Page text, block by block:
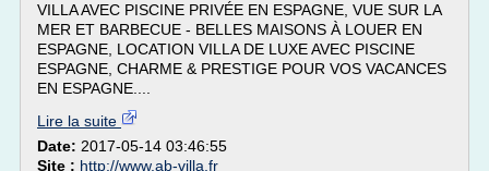
VILLA AVEC PISCINE PRIVÉE EN ESPAGNE, VUE SUR LA
MER ET BARBECUE - BELLES MAISONS À LOUER EN
ESPAGNE, LOCATION VILLA DE LUXE AVEC PISCINE
ESPAGNE, CHARME & PRESTIGE POUR VOS VACANCES
EN ESPAGNE....
Lire la suite
Date: 2017-05-14 03:46:55
Site : http://www.ab-villa.fr